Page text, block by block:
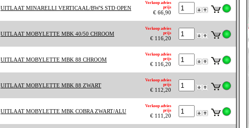
UITLAAT MINARELLI VERTICAAL/BW'S STD OPEN
Verkoop advies
prijs
€ 66,90
UITLAAT MOBYLETTE MBK 40/50 CHROOM
Verkoop advies
prijs
€ 116,20
UITLAAT MOBYLETTE MBK 88 CHROOM
Verkoop advies
prijs
€ 116,20
UITLAAT MOBYLETTE MBK 88 ZWART
Verkoop advies
prijs
€ 112,20
UITLAAT MOBYLETTE MBK COBRA ZWART/ALU
Verkoop advies
prijs
€ 111,20